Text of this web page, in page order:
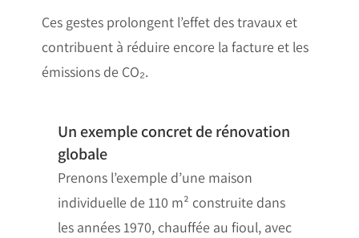
Ces gestes prolongent l’effet des travaux et
contribuent à réduire encore la facture et les
émissions de CO₂.
Un exemple concret de rénovation
globale
Prenons l’exemple d’une maison
individuelle de 110 m² construite dans
les années 1970, chauffée au fioul, avec